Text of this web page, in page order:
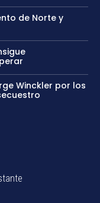
de Norte y
Winckler por los